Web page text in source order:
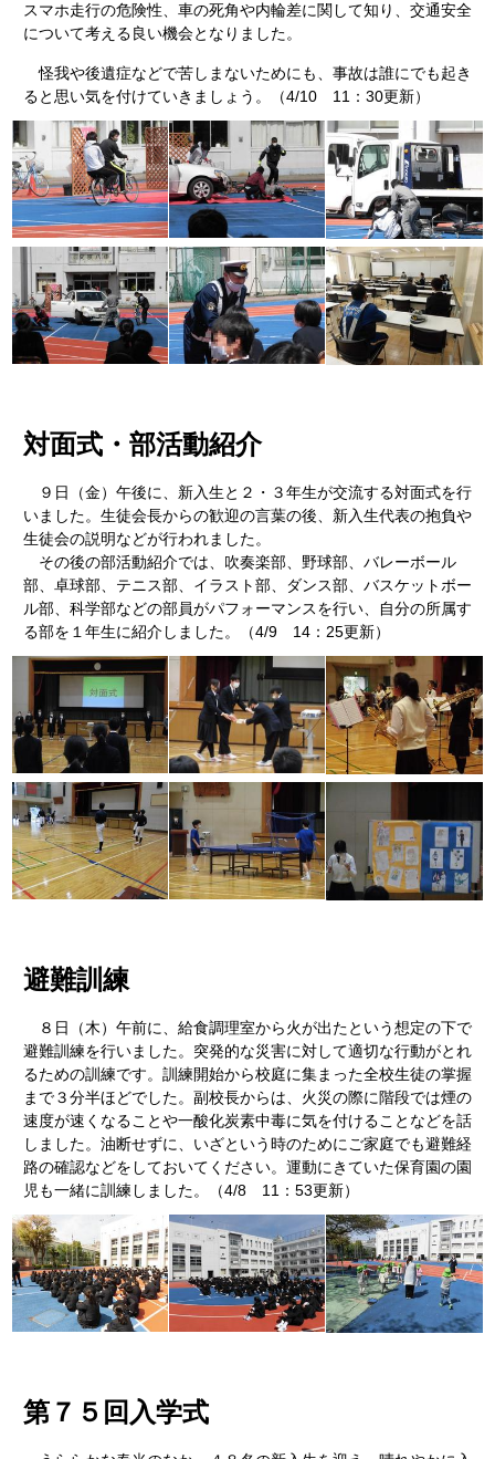
スマホ走行の危険性、車の死角や内輪差に関して知り、交通安全
について考える良い機会となりました。
怪我や後遺症などで苦しまないためにも、事故は誰にでも起き
ると思い気を付けていきましょう。（4/10 11：30更新）
対面式・部活動紹介
９日（金）午後に、新入生と２・３年生が交流する対面式を行
いました。生徒会長からの歓迎の言葉の後、新入生代表の抱負や
生徒会の説明などが行われました。
その後の部活動紹介では、吹奏楽部、野球部、バレーボール
部、卓球部、テニス部、イラスト部、ダンス部、バスケットボー
ル部、科学部などの部員がパフォーマンスを行い、自分の所属す
る部を１年生に紹介しました。（4/9 14：25更新）
避難訓練
８日（木）午前に、給食調理室から火が出たという想定の下で
避難訓練を行いました。突発的な災害に対して適切な行動がとれ
るための訓練です。訓練開始から校庭に集まった全校生徒の掌握
まで３分半ほどでした。副校長からは、火災の際に階段では煙の
速度が速くなることや一酸化炭素中毒に気を付けることなどを話
しました。油断せずに、いざという時のためにご家庭でも避難経
路の確認などをしておいてください。運動にきていた保育園の園
児も一緒に訓練しました。（4/8 11：53更新）
第７５回入学式